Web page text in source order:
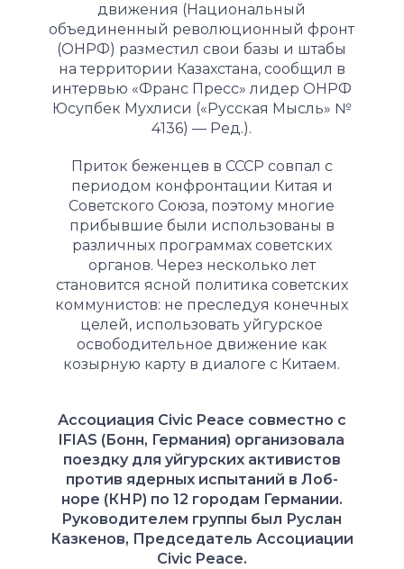
движения (Национальный
объединенный революционный фронт
(ОНРФ) разместил свои базы и штабы
на территории Казахстана, сообщил в
интервью «Франс Пресс» лидер ОНРФ
Юсупбек Мухлиси («Русская Мысль» №
4136) — Ред.).
Приток беженцев в СССР совпал с
периодом конфронтации Китая и
Советского Союза, поэтому многие
прибывшие были использованы в
различных программах советских
органов. Через несколько лет
становится ясной политика советских
коммунистов: не преследуя конечных
целей, использовать уйгурское
освободительное движение как
козырную карту в диалоге с Китаем.
Ассоциация Civic Peace совместно с
IFIAS (Бонн, Германия) организовала
поездку для уйгурских активистов
против ядерных испытаний в Лоб-
норе (КНР) по 12 городам Германии.
Руководителем группы был Руслан
Казкенов, Председатель Ассоциации
Civic Peace.